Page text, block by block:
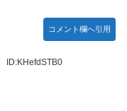
コメント欄へ引用
ID:KHefdSTB0